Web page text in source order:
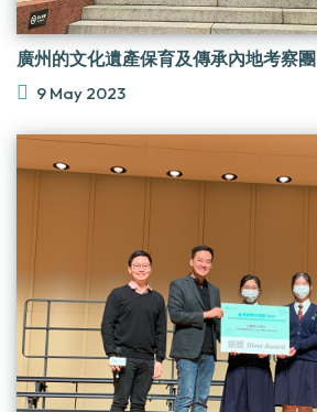
廣州的文化遺產保育及傳承內地考察團
9 May 2023